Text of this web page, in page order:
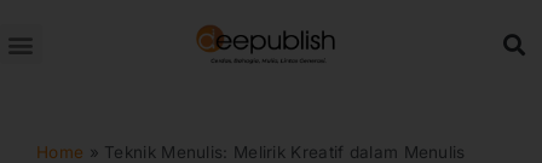
ke
Home » Teknik Menulis: Melirik Kreatif dalam Menulis